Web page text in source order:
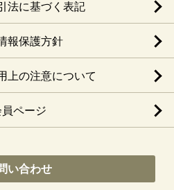
法に基づく表記
報保護方針
上の注意について
員ページ
い合わせ